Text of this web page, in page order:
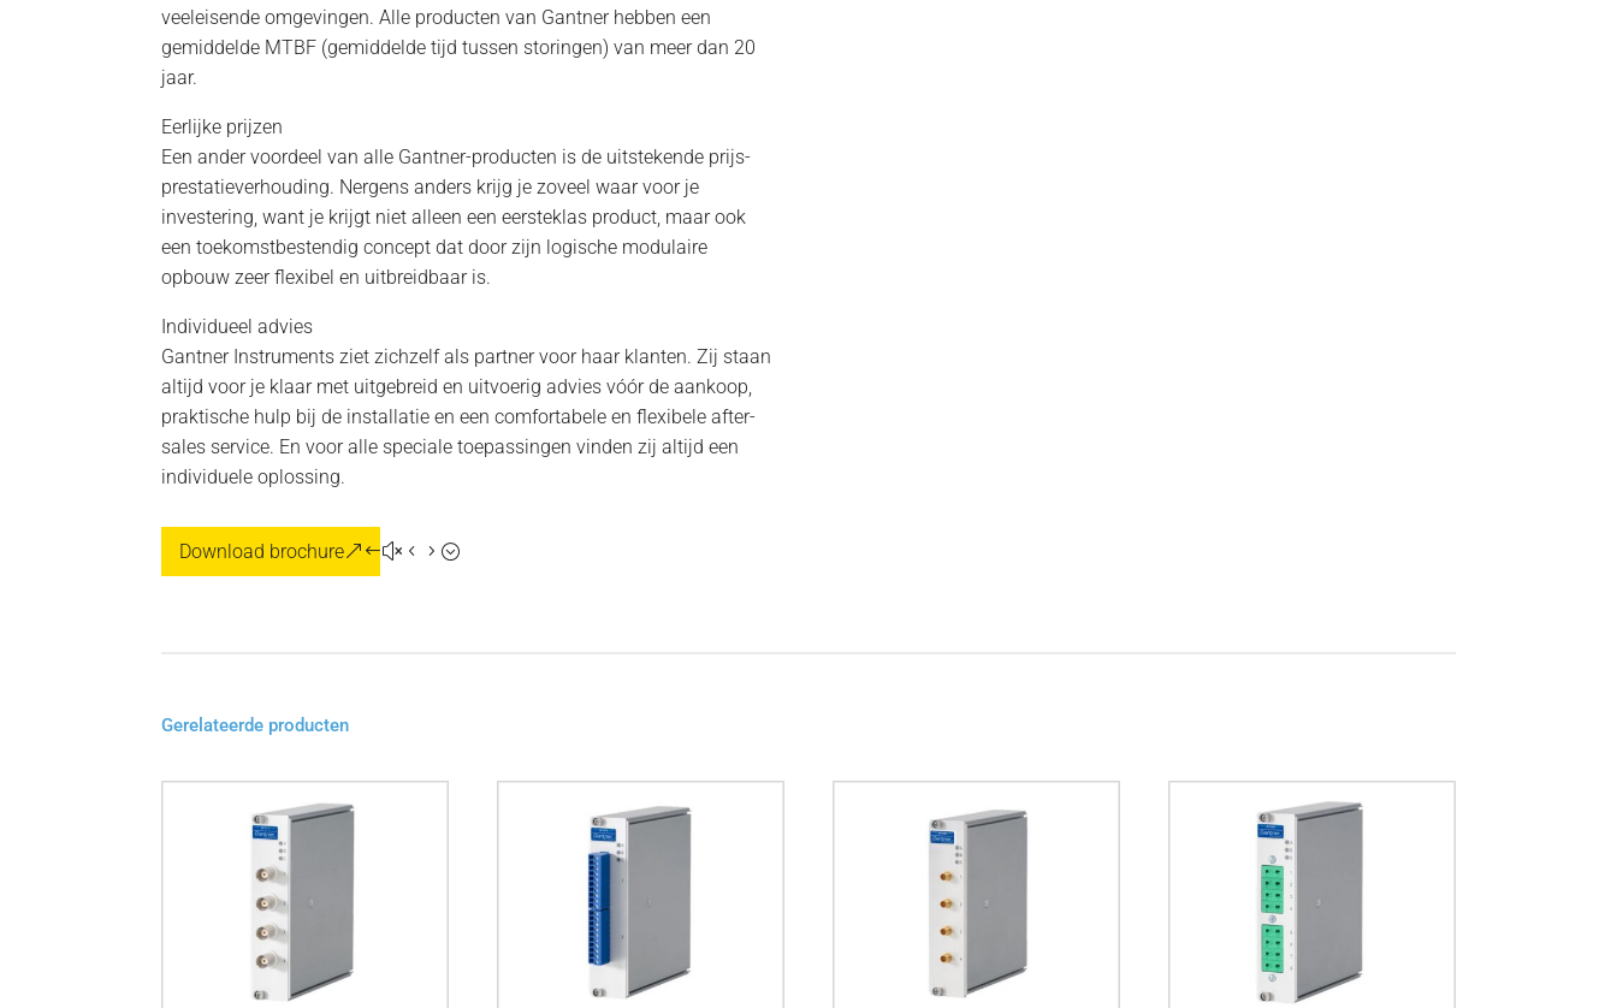
veeleisende omgevingen. Alle producten van Gantner hebben een
gemiddelde MTBF (gemiddelde tijd tussen storingen) van meer dan 20
jaar.
Eerlijke prijzen
Een ander voordeel van alle Gantner-producten is de uitstekende prijs-
prestatieverhouding. Nergens anders krijg je zoveel waar voor je
investering, want je krijgt niet alleen een eersteklas product, maar ook
een toekomstbestendig concept dat door zijn logische modulaire
opbouw zeer flexibel en uitbreidbaar is.
Individueel advies
Gantner Instruments ziet zichzelf als partner voor haar klanten. Zij staan
altijd voor je klaar met uitgebreid en uitvoerig advies vóór de aankoop,
praktische hulp bij de installatie en een comfortabele en flexibele after-
sales service. En voor alle speciale toepassingen vinden zij altijd een
individuele oplossing.
Download brochure
Gerelateerde producten